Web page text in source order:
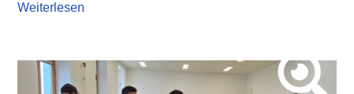
Weiterlesen